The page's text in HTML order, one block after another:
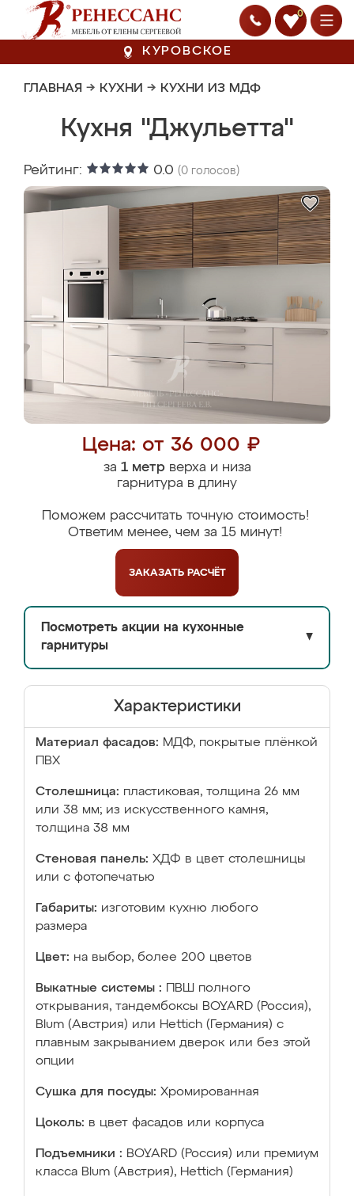
0
КУРОВСКОЕ
ГЛАВНАЯ → КУХНИ → КУХНИ ИЗ МДФ
Кухня "Джульетта"
Рейтинг: 0.0 (0 голосов)
Цена: от 36 000 ₽
за 1 метрверха и низа
гарнитура в длину
Поможем рассчитать точную стоимость!
Ответим менее, чем за 15 минут!
ЗАКАЗАТЬ РАСЧЁТ
Посмотреть акции на кухонные
гарнитуры
▼
Характеристики
Материал фасадов: МДФ, покрытые плёнкой
ПВХ
Столешница: пластиковая, толщина 26 мм
или 38 мм; из искусственного камня,
толщина 38 мм
Стеновая панель: ХДФ в цвет столешницы
или с фотопечатью
Габариты: изготовим кухню любого
размера
Цвет: на выбор, более 200 цветов
Выкатные системы :
ПВШ полного
открывания, тандембоксы BOYARD (Россия),
Blum (Австрия) или Hettich (Германия) с
плавным закрыванием дверок или без этой
опции
Сушка для посуды: Хромированная
Цоколь: в цвет фасадов или корпуса
Подъемники : BOYARD (Россия) или премиум
класса Blum (Австрия), Hettich (Германия)